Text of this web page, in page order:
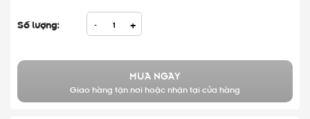
Số lượng: - +
MUA NGAY
Giao hàng tận nơi hoặc nhận tại cửa hàng